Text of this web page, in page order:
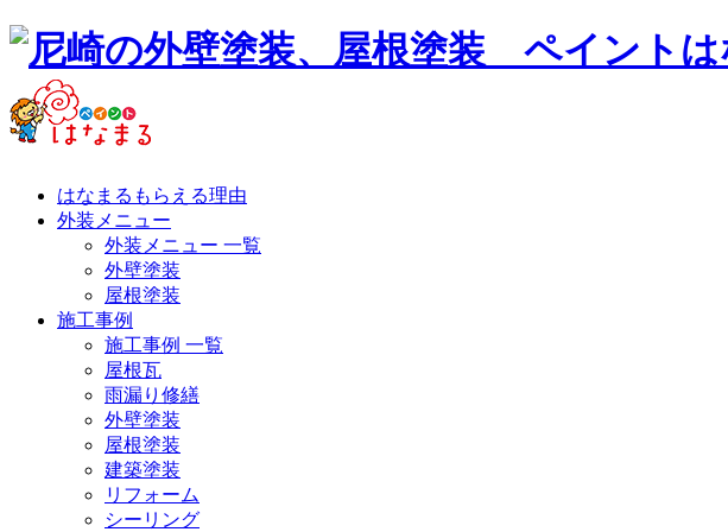
はなまるもらえる理由
外装メニュー
外装メニュー 一覧
外壁塗装
屋根塗装
施工事例
施工事例 一覧
屋根瓦
雨漏り修繕
外壁塗装
屋根塗装
建築塗装
リフォーム
シーリング